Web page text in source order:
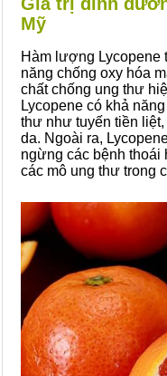
Mỹ
Hàm lượng Lycopene
năng chống oxy hóa
chất chống ung thư
Lycopene có khả
thư như tuyến tiền
da. Ngoài ra,
ngừng các bệnh thoái
các mô ung thư trong